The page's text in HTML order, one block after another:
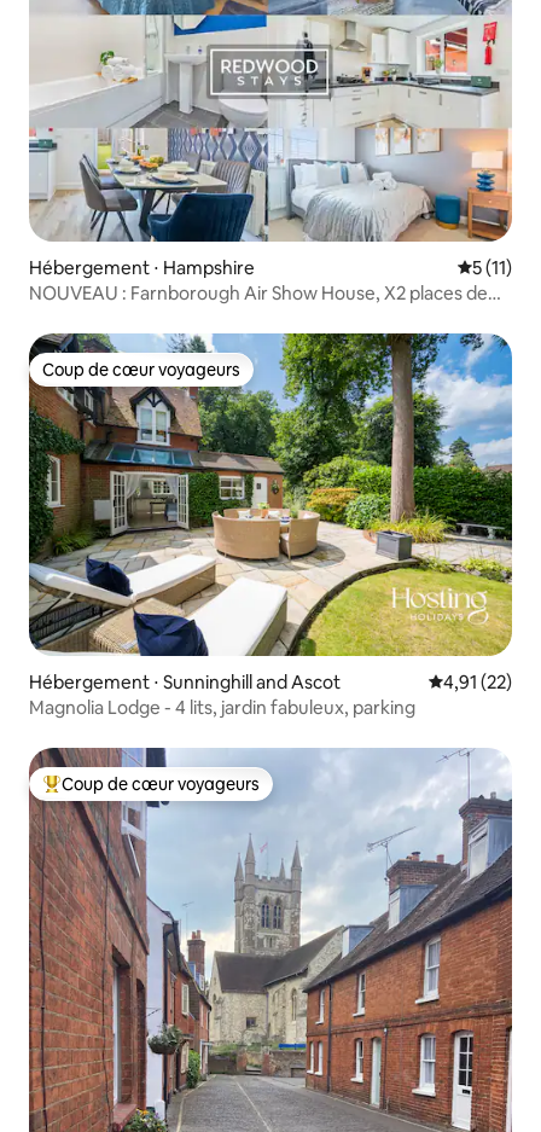
Hébergement ⋅ Hampshire
5 (11)
NOUVEAU : Farnborough Air Show House, X2 places de
Coup de cœur voyageurs
Coup de cœur voyageurs
Hébergement ⋅ Sunninghill and Ascot Évaluation
4,91 (22)
Magnolia Lodge - 4 lits, jardin fabuleux, parking
Coups de cœur voyageurs les plus appréciés
Coup de cœur voyageurs